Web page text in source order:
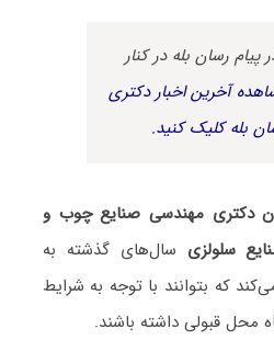
پیام رسان بله در کنار
آخرین اخبار دکتری
بله کلیک کنید.
دکتری ﻣﻬﻨﺪسی صنایع چوب و
سلولزی سال‌های گذشته به
که بتوانند با توجه به شرایط
محل قبولی داشته باشند.